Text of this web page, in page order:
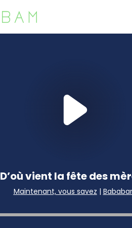
D’où vient la fête des
Maintenant, vous savez |